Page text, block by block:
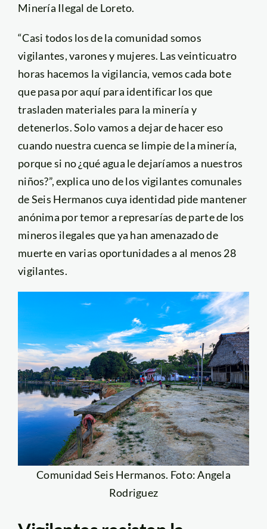
Minería Ilegal de Loreto.
“Casi todos los de la comunidad somos
vigilantes, varones y mujeres. Las veinticuatro
horas hacemos la vigilancia, vemos cada bote
que pasa por aquí para identificar los que
trasladen materiales para la minería y
detenerlos. Solo vamos a dejar de hacer eso
cuando nuestra cuenca se limpie de la minería,
porque si no ¿qué agua le dejaríamos a nuestros
niños?”, explica uno de los vigilantes comunales
de Seis Hermanos cuya identidad pide mantener
anónima por temor a represarías de parte de los
mineros ilegales que ya han amenazado de
muerte en varias oportunidades a al menos 28
vigilantes.
Comunidad Seis Hermanos. Foto: Angela
Rodriguez